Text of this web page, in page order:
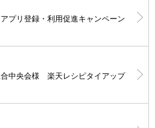
プリ登録・利用促進キャンペーン
合中央会様 楽天レシピタイアップ